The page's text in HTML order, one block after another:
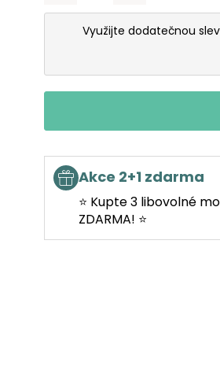
Využijte dodatečnou
Akce 2+1 zdarma
⭐ Kupte 3 libovolné
ZDARMA! ⭐